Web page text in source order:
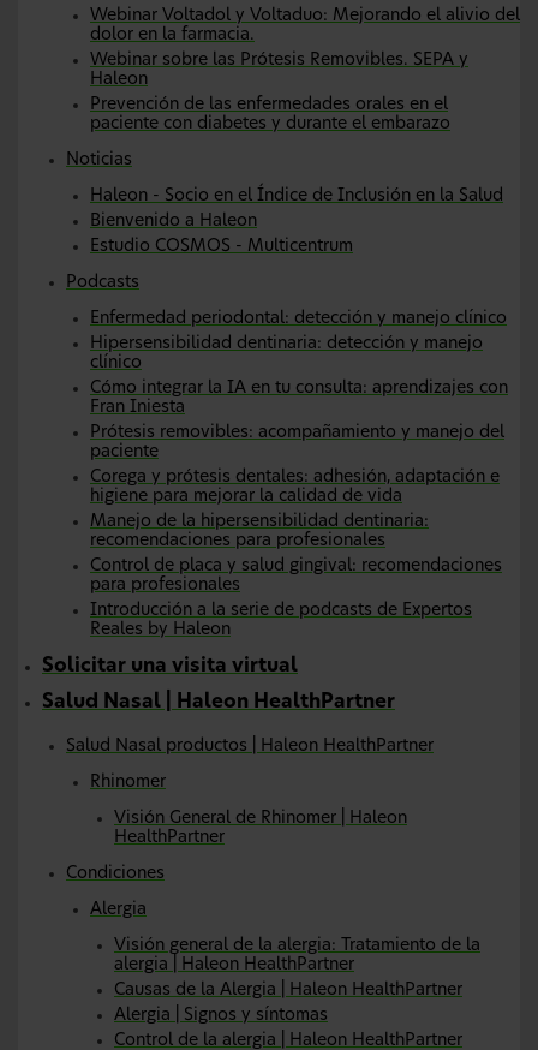
Webinar Voltadol y Voltaduo: Mejorando el alivio del
dolor en la farmacia.
Webinar sobre las Prótesis Removibles. SEPA y
Haleon
Prevención de las enfermedades orales en el
paciente con diabetes y durante el embarazo
Noticias
Haleon - Socio en el Índice de Inclusión en la Salud
Bienvenido a Haleon
Estudio COSMOS - Multicentrum
Podcasts
Enfermedad periodontal: detección y manejo clínico
Hipersensibilidad dentinaria: detección y manejo
clínico
Cómo integrar la IA en tu consulta: aprendizajes con
Fran Iniesta
Prótesis removibles: acompañamiento y manejo del
paciente
Corega y prótesis dentales: adhesión, adaptación e
higiene para mejorar la calidad de vida
Manejo de la hipersensibilidad dentinaria:
recomendaciones para profesionales
Control de placa y salud gingival: recomendaciones
para profesionales
Introducción a la serie de podcasts de Expertos
Reales by Haleon
Solicitar una visita virtual
Salud Nasal | Haleon HealthPartner
Salud Nasal productos | Haleon HealthPartner
Rhinomer
Visión General de Rhinomer | Haleon
HealthPartner
Condiciones
Alergia
Visión general de la alergia: Tratamiento de la
alergia | Haleon HealthPartner
Causas de la Alergia | Haleon HealthPartner
Alergia | Signos y síntomas
Control de la alergia | Haleon HealthPartner